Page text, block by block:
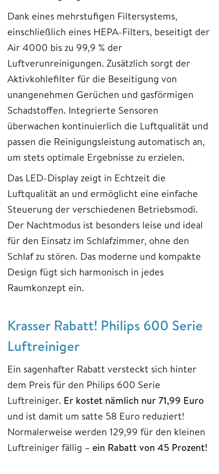
Dank eines mehrstufigen Filtersystems,
einschließlich eines HEPA-Filters, beseitigt der
Air 4000 bis zu 99,9 % der
Luftverunreinigungen. Zusätzlich sorgt der
Aktivkohlefilter für die Beseitigung von
unangenehmen Gerüchen und gasförmigen
Schadstoffen. Integrierte Sensoren
überwachen kontinuierlich die Luftqualität und
passen die Reinigungsleistung automatisch an,
um stets optimale Ergebnisse zu erzielen.
Das LED-Display zeigt in Echtzeit die
Luftqualität an und ermöglicht eine einfache
Steuerung der verschiedenen Betriebsmodi.
Der Nachtmodus ist besonders leise und ideal
für den Einsatz im Schlafzimmer, ohne den
Schlaf zu stören. Das moderne und kompakte
Design fügt sich harmonisch in jedes
Raumkonzept ein.
Krasser Rabatt! Philips 600 Serie
Luftreiniger
Ein sagenhafter Rabatt versteckt sich hinter
dem Preis für den Philips 600 Serie
Luftreiniger. Er kostet nämlich nur 71,99 Euro
und ist damit um satte 58 Euro reduziert!
Normalerweise werden 129,99 für den kleinen
Luftreiniger fällig – ein Rabatt von 45 Prozent!